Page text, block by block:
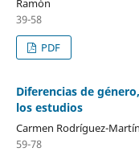
Ramón
39-58
PDF
Diferencias de
los estudios
Carmen Rodríguez-
59-78